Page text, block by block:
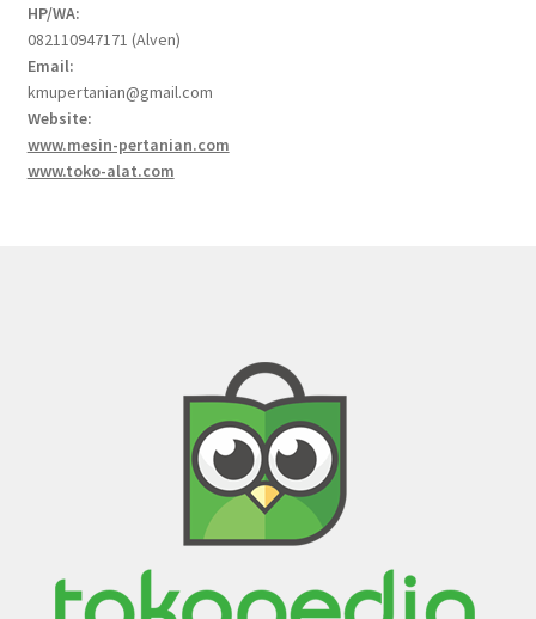
HP/WA:
082110947171 (Alven)
Email:
kmupertanian@gmail.com
Website:
www.mesin-pertanian.com
www.toko-alat.com